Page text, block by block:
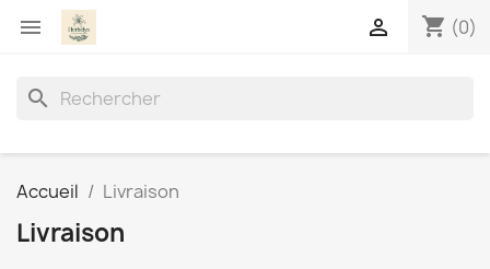
 shopping_cart (0)

search
Accueil Livraison
Livraison